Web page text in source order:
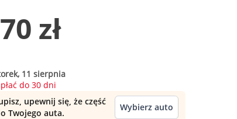
zł
11 sierpnia
do 30 dni
upewnij się, że część
Twojego auta.
Wybierz auto